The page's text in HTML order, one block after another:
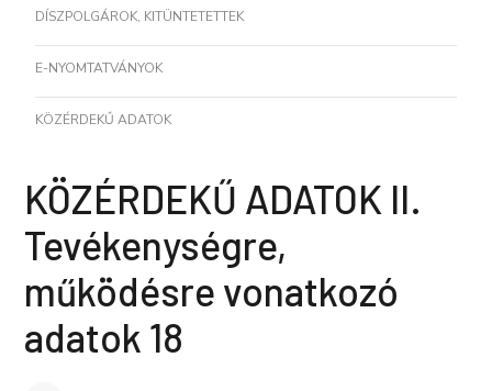
DÍSZPOLGÁROK, KITÜNTETETTEK
E-NYOMTATVÁNYOK
KÖZÉRDEKŰ ADATOK
KÖZÉRDEKŰ ADATOK II.
Tevékenységre,
működésre vonatkozó
adatok 18